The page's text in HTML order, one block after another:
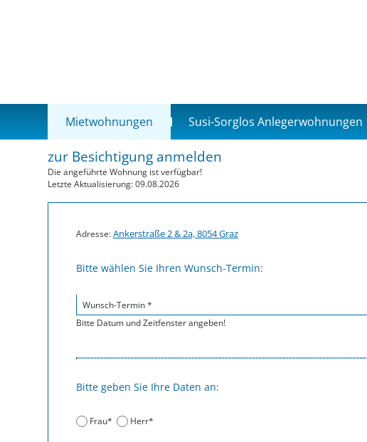
Mietwohnungen Susi-Sorglos Anlegerwohnungen
zur Besichtigung anmelden
Die angeführte Wohnung ist verfügbar!
Letzte Aktualisierung: 09.08.2026
Adresse:Ankerstraße 2 & 2a, 8054 Graz
Bitte wählen Sie Ihren Wunsch-Termin:
Wunsch-Termin *
Bitte Datum und Zeitfenster angeben!
Bitte geben Sie Ihre Daten an:
Frau* Herr*